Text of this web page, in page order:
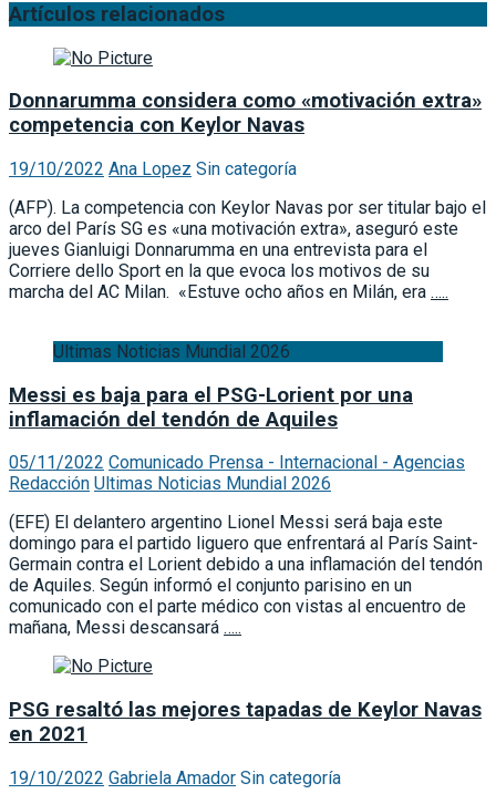
Artículos relacionados
Donnarumma considera como «motivación extra»
competencia con Keylor Navas
19/10/2022 Ana Lopez Sin categoría
(AFP). La competencia con Keylor Navas por ser titular bajo el
arco del París SG es «una motivación extra», aseguró este
jueves Gianluigi Donnarumma en una entrevista para el
Corriere dello Sport en la que evoca los motivos de su
marcha del AC Milan. «Estuve ocho años en Milán, era …..
Ultimas Noticias Mundial 2026
Messi es baja para el PSG-Lorient por una
inflamación del tendón de Aquiles
05/11/2022 Comunicado Prensa - Internacional - Agencias
Redacción Ultimas Noticias Mundial 2026
(EFE) El delantero argentino Lionel Messi será baja este
domingo para el partido liguero que enfrentará al París Saint-
Germain contra el Lorient debido a una inflamación del tendón
de Aquiles. Según informó el conjunto parisino en un
comunicado con el parte médico con vistas al encuentro de
mañana, Messi descansará …..
PSG resaltó las mejores tapadas de Keylor Navas
en 2021
19/10/2022 Gabriela Amador Sin categoría